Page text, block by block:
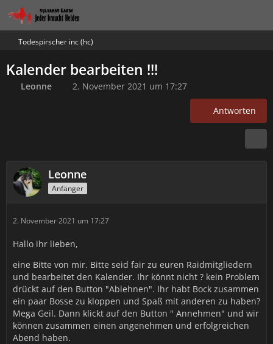
Todespirscher inc (hc)
Kalender bearbeiten !!!
Leonne 2. November 2021 um 17:27
Antworten
Leonne
Anfänger
2. November 2021 um 17:27
Hallo ihr lieben,
eine Bitte von mir. Bitte seid fair zu euren Raidmitgliedern
und bearbeitet den Kalender. Ihr könnt nicht ? kein Problem
drückt auf den Button "Ablehnen". Ihr habt Bock zusammen
ein paar Bosse zu kloppen und Spaß mit anderen zu haben?
Mega Geil. Dann klickt auf den Button " Annehmen" und wir
können zusammen einen angenehmen und erfolgreichen
Abend haben.